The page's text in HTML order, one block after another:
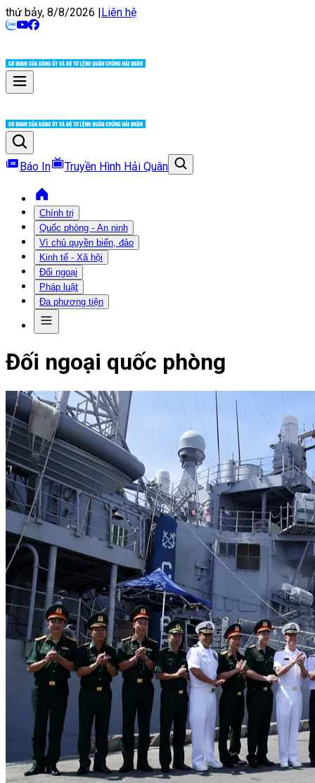
thứ bảy, 8/8/2026 |Liên hệ
Báo In Truyền Hình Hải Quân
Chính trị
Quốc phòng - An ninh
Vì chủ quyền biển, đảo
Kinh tế - Xã hội
Đối ngoại
Pháp luật
Đa phương tiện
Đối ngoại quốc phòng